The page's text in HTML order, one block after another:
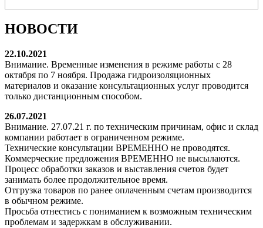
НОВОСТИ
22.10.2021
Внимание. Временные изменения в режиме работы с 28
октября по 7 ноября. Продажа гидроизоляционных
материалов и оказание консультационных услуг проводится
только дистанционным способом.
26.07.2021
Внимание. 27.07.21 г. по техническим причинам, офис и склад
компании работает в ограниченном режиме.
Технические консультации ВРЕМЕННО не проводятся.
Коммерческие предложения ВРЕМЕННО не высылаются.
Процесс обработки заказов и выставления счетов будет
занимать более продолжительное время.
Отгрузка товаров по ранее оплаченным счетам производится
в обычном режиме.
Просьба отнестись с пониманием к возможным техническим
проблемам и задержкам в обслуживании.